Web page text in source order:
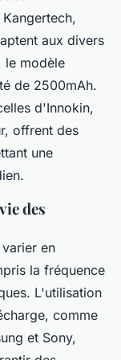
aux divers
le modèle
de 2500mAh.
d'Innokin,
offrent des
une
des
en
la fréquence
L'utilisation
comme
et Sony,